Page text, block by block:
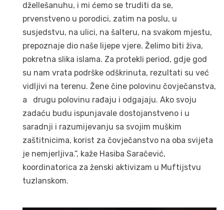
džellešanuhu, i mi ćemo se truditi da se,
prvenstveno u porodici, zatim na poslu, u
susjedstvu, na ulici, na šalteru, na svakom mjestu,
prepoznaje dio naše lijepe vjere. Želimo biti živa,
pokretna slika islama. Za protekli period, gdje god
su nam vrata podrške odškrinuta, rezultati su već
vidljivi na terenu. Žene čine polovinu čovječanstva,
a drugu polovinu rađaju i odgajaju. Ako svoju
zadaću budu ispunjavale dostojanstveno i u
saradnji i razumijevanju sa svojim muškim
zaštitnicima, korist za čovječanstvo na oba svijeta
je nemjerljiva.“, kaže Hasiba Saračević,
koordinatorica za ženski aktivizam u Muftijstvu
tuzlanskom.